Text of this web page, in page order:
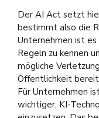
Der AI Act setzt
bestimmt also die
Unternehmen ist
Regeln zu kennen
mögliche
Öffentlichkeit
Für Unternehmen
wichtiger, KI-